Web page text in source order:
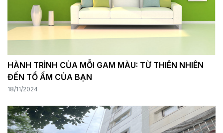
HÀNH TRÌNH CỦA MỖI GAM MÀU: TỪ THIÊN NHIÊN
ĐẾN TỔ ẤM CỦA BẠN
18/11/2024